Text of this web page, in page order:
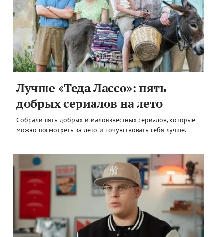
Лучше «Теда Лассо»: пять
добрых сериалов на лето
Собрали пять добрых и малоизвестных сериалов, которые
можно посмотреть за лето и почувствовать себя лучше.